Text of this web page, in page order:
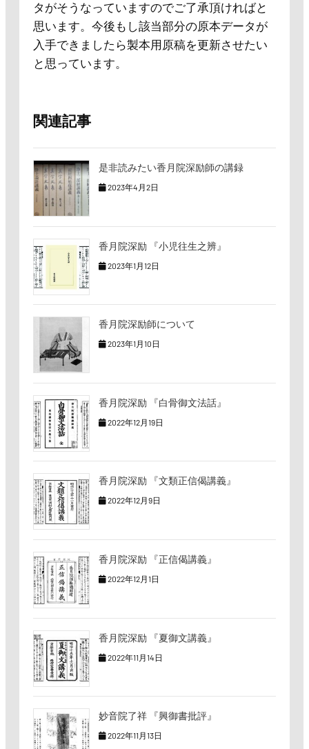
タがそうなっていますのでご了承頂ければと
思います。今後もし該当部分の原本データが
入手できましたら製本用原稿を更新させたい
と思っています。
関連記事
是非読みたい香月院深励師の講録
2023年4月2日
香月院深励 『小児往生之辨』
2023年1月12日
香月院深励師について
2023年1月10日
香月院深励 『白骨御文法話』
2022年12月19日
香月院深励 『文類正信偈講義』
2022年12月9日
香月院深励 『正信偈講義』
2022年12月1日
香月院深励 『夏御文講義』
2022年11月14日
妙音院了祥 『興御書批評』
2022年11月13日